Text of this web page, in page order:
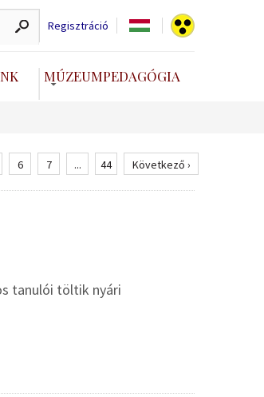
Regisztráció
MÚZEUMPEDAGÓGIA
6 7 ... 44 Következő ›
tanulói töltik nyári